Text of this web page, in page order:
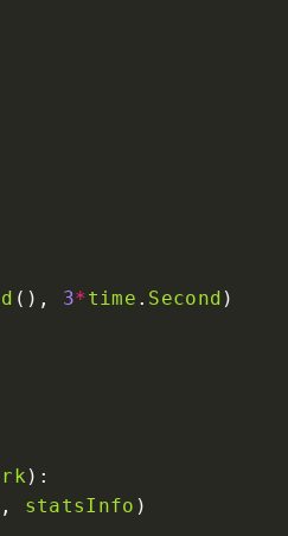
(), 3*time . Second
, statsInfo